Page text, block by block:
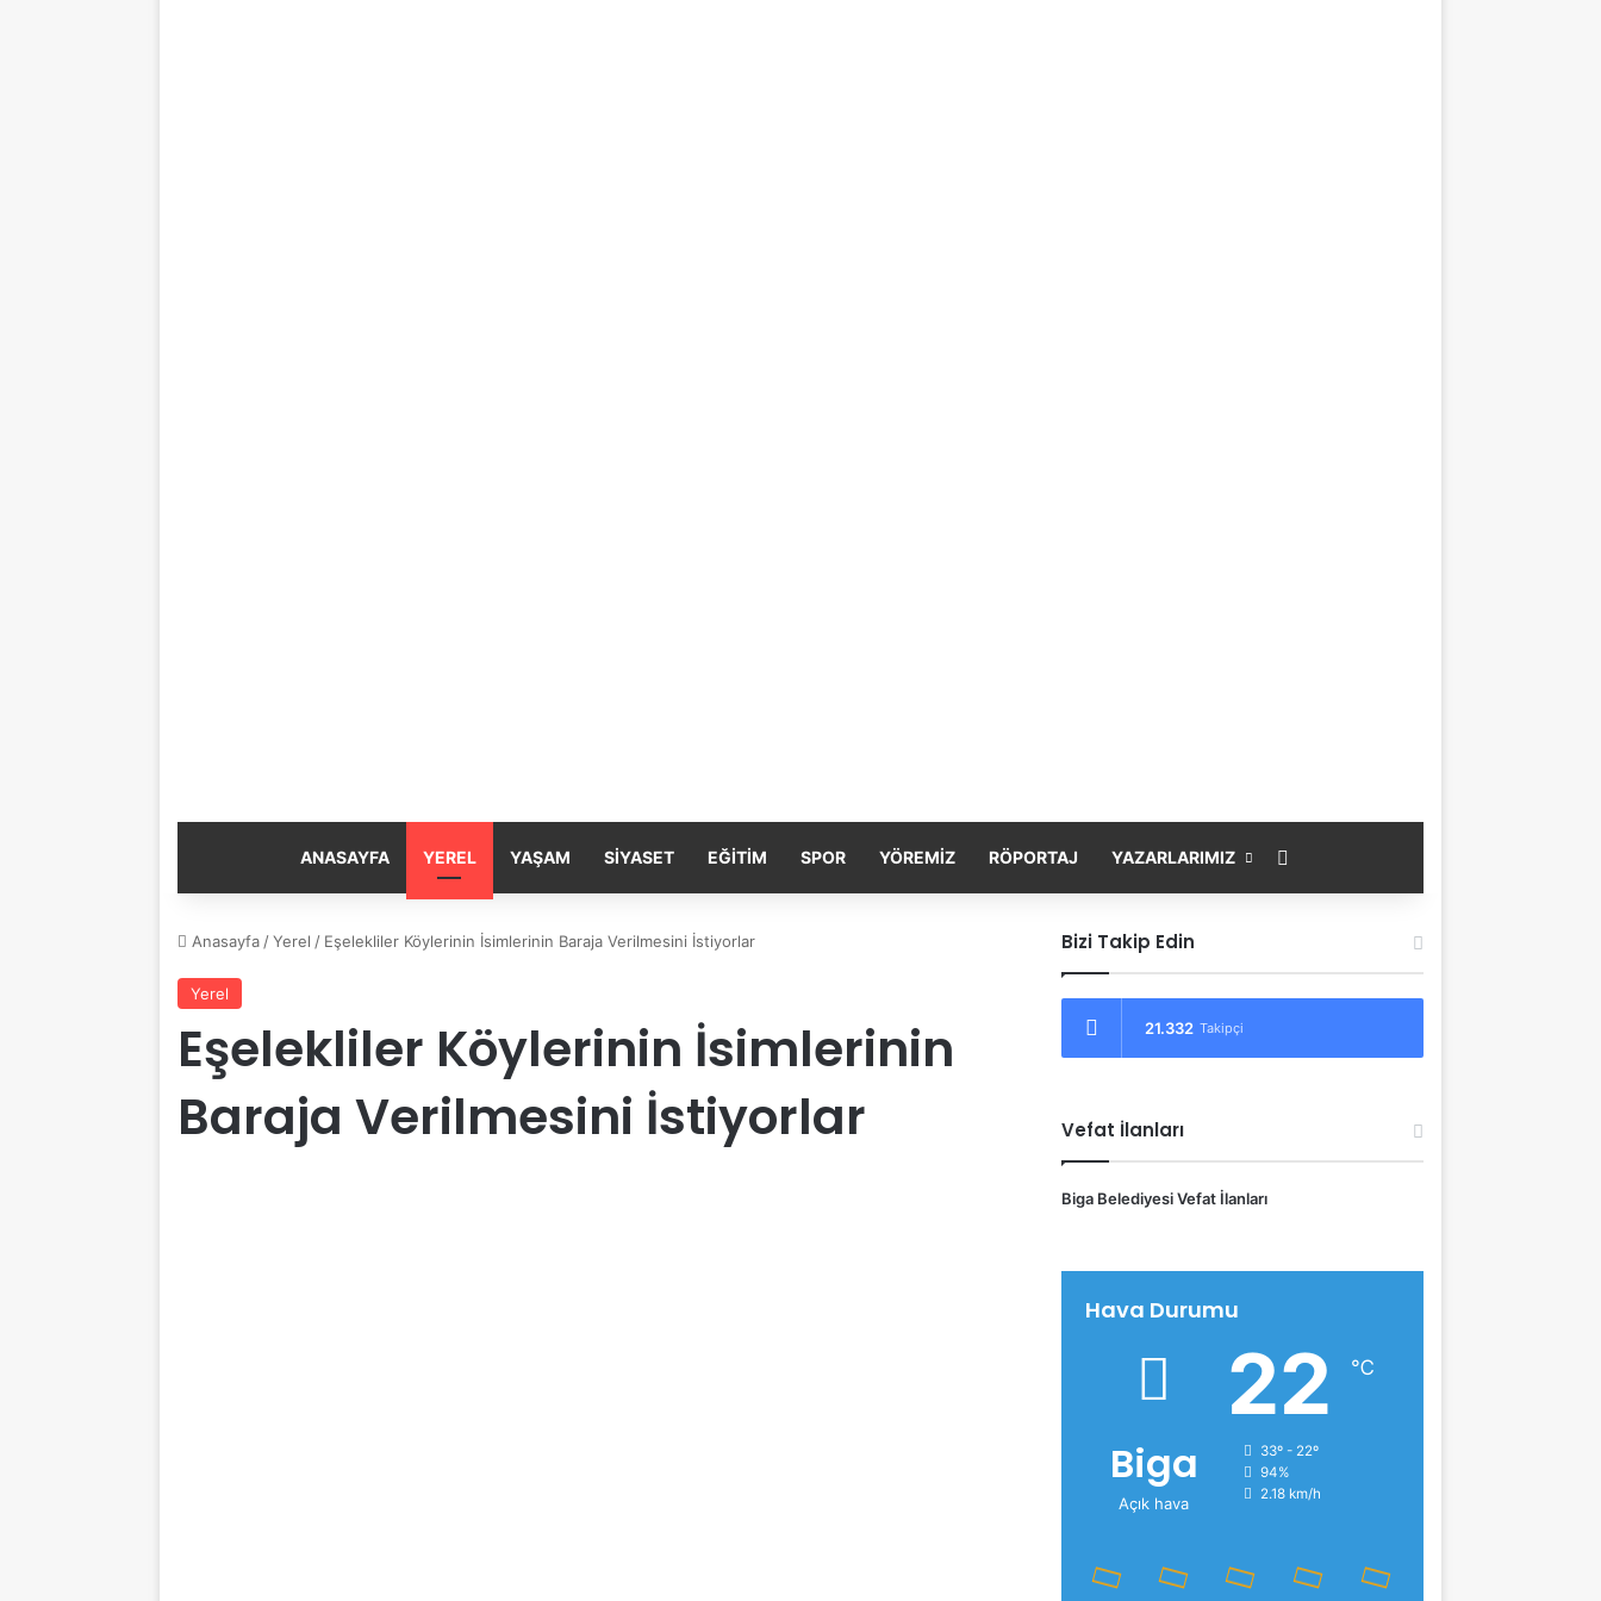
ANASAYFA YEREL YAŞAM SIYASET EĞITIM SPOR YÖREMIZ RÖPORTAJ YAZARLARIMIZ
Anasayfa / Yerel / Eşelekliler Köylerinin İsimlerinin Baraja Verilmesini İstiyorlar
Yerel
Eşelekliler Köylerinin İsimlerinin
Baraja Verilmesini İstiyorlar
Bizi Takip Edin
21.332 Takipçi
Vefat İlanları
Biga Belediyesi Vefat İlanları
Hava Durumu
Biga
Açık hava
22 ℃
33º - 22º
94%
2.18 km/h